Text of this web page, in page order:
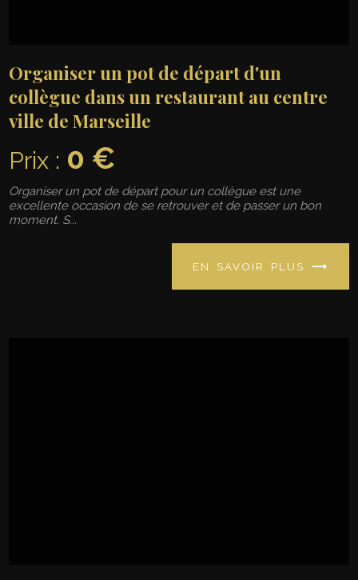
Organiser un pot de départ d'un
collègue dans un restaurant au centre
ville de Marseille
Prix : 0 €
Organiser un pot de départ pour un collègue est une
excellente occasion de se retrouver et de passer un bon
moment. S...
EN SAVOIR PLUS